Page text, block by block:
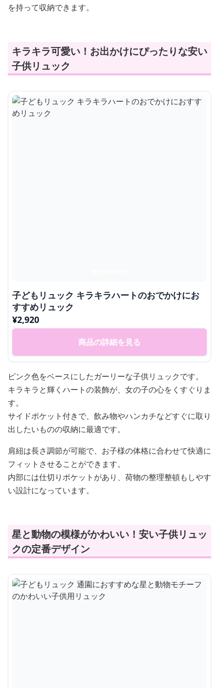
を持って収納できます。
キラキラ可愛い！お出かけにぴったりな安い
子供リュック
子どもリュック キラキラハートのおでかけにお
すすめリュック
¥2,920
商品の詳細を見る
ピンク色をベースにしたガーリーな子供リュックです。
キラキラと輝くハートの装飾が、女の子の心をくすぐりま
す。
サイドポケット付きで、飲み物やハンカチなどすぐに取り
出したいものの収納に最適です。
肩紐は長さ調節が可能で、お子様の体格に合わせて快適に
フィットさせることができます。
内部には仕切りポケットがあり、荷物の整理整頓もしやす
い設計になっています。
星と動物の模様がかわいい！安い子供リュッ
クの定番デザイン